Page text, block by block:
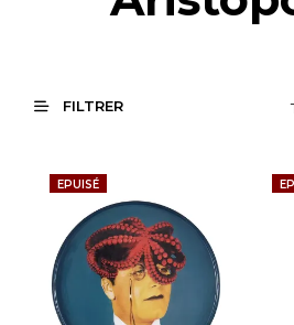
FILTRER
EPUISÉ